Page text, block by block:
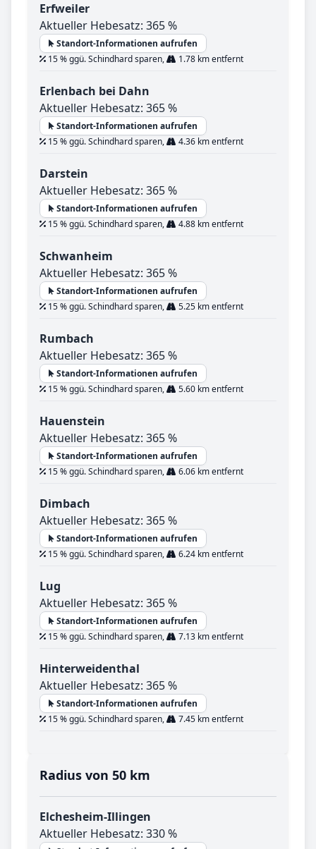
Erfweiler
Aktueller Hebesatz: 365 %
Standort-Informationen aufrufen
15 % ggü. Schindhard sparen,
1.78 km entfernt
Erlenbach bei Dahn
Aktueller Hebesatz: 365 %
Standort-Informationen aufrufen
15 % ggü. Schindhard sparen,
4.36 km entfernt
Darstein
Aktueller Hebesatz: 365 %
Standort-Informationen aufrufen
15 % ggü. Schindhard sparen,
4.88 km entfernt
Schwanheim
Aktueller Hebesatz: 365 %
Standort-Informationen aufrufen
15 % ggü. Schindhard sparen,
5.25 km entfernt
Rumbach
Aktueller Hebesatz: 365 %
Standort-Informationen aufrufen
15 % ggü. Schindhard sparen,
5.60 km entfernt
Hauenstein
Aktueller Hebesatz: 365 %
Standort-Informationen aufrufen
15 % ggü. Schindhard sparen,
6.06 km entfernt
Dimbach
Aktueller Hebesatz: 365 %
Standort-Informationen aufrufen
15 % ggü. Schindhard sparen,
6.24 km entfernt
Lug
Aktueller Hebesatz: 365 %
Standort-Informationen aufrufen
15 % ggü. Schindhard sparen,
7.13 km entfernt
Hinterweidenthal
Aktueller Hebesatz: 365 %
Standort-Informationen aufrufen
15 % ggü. Schindhard sparen,
7.45 km entfernt
Radius von 50 km
Elchesheim-Illingen
Aktueller Hebesatz: 330 %